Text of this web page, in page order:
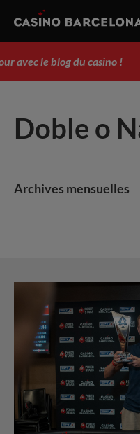
le blog du casino !
Doble o
Archives mensuelles